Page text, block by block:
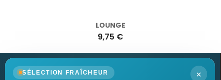
LOUNGE
9,75 €
×
SÉLECTION FRAÎCHEUR